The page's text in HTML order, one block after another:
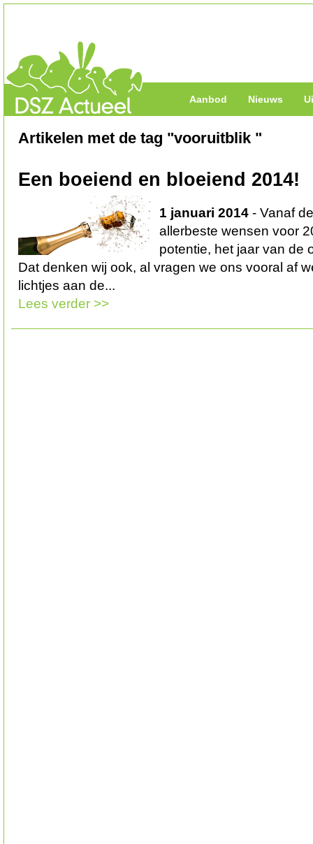
Aanbod Nieuws
Artikelen met de tag "vooruitblik "
Een boeiend en bloeiend 2014!
1 januari 2014 - Vanaf
allerbeste wensen voor
potentie, het jaar van de
Dat denken wij ook, al vragen we ons vooral af
lichtjes aan de...
Lees verder >>